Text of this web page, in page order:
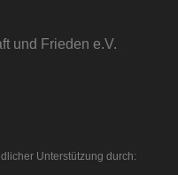
und Frieden e.V.
Unterstützung durch: